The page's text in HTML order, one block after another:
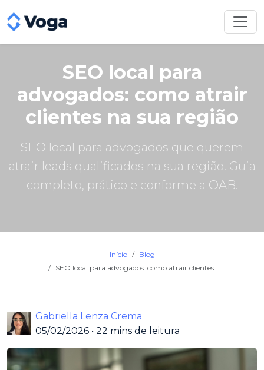
SEO local para
advogados: como atrair
clientes na sua região
SEO local para advogados que querem
atrair leads qualificados na sua região. Guia
completo, prático e conforme a OAB.
Início
Blog
SEO local para advogados: como atrair clientes ...
Gabriella Lenza Crema
05/02/2026 • 22 mins de leitura